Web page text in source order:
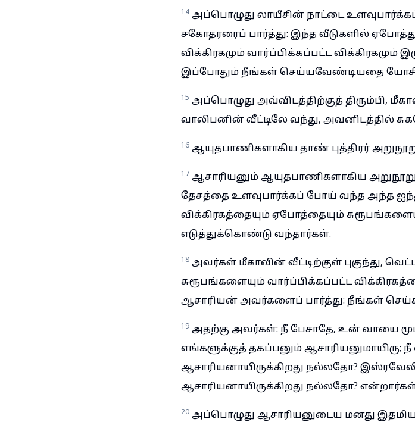
14 அப்பொழுது லாயீசின் நாட்டை
சகோதரரைப் பார்த்து: இந்த வீடுகளில்
விக்கிரகமும் வார்ப்பிக்கப்பட்ட விக்கிரகமும்
இப்போதும் நீங்கள் செய்யவேண்டியதை
15 அப்பொழுது அவ்விடத்திற்குத் திரும்பி,
வாலிபனின் வீட்டிலே வந்து, அவனிடத்தில்
16 ஆயுதபாணிகளாகிய தாண் புத்திரர்
17 ஆசாரியனும் ஆயுதபாணிகளாகிய
தேசத்தை உளவுபார்க்கப் போய் வந்த அந்த
விக்கிரகத்தையும் ஏபோத்தையும்
எடுத்துக்கொண்டு வந்தார்கள்.
18 அவர்கள் மீகாவின் வீட்டிற்குள் புகுந்து,
சுரூபங்களையும் வார்ப்பிக்கப்பட்ட
ஆசாரியன் அவர்களைப் பார்த்து: நீங்கள்
19 அதற்கு அவர்கள்: நீ பேசாதே, உன் வாயை
எங்களுக்குத் தகப்பனும் ஆசாரியனுமாயிரு;
ஆசாரியனாயிருக்கிறது நல்லதோ?
ஆசாரியனாயிருக்கிறது நல்லதோ?
20 அப்பொழுது ஆசாரியனுடைய மனது